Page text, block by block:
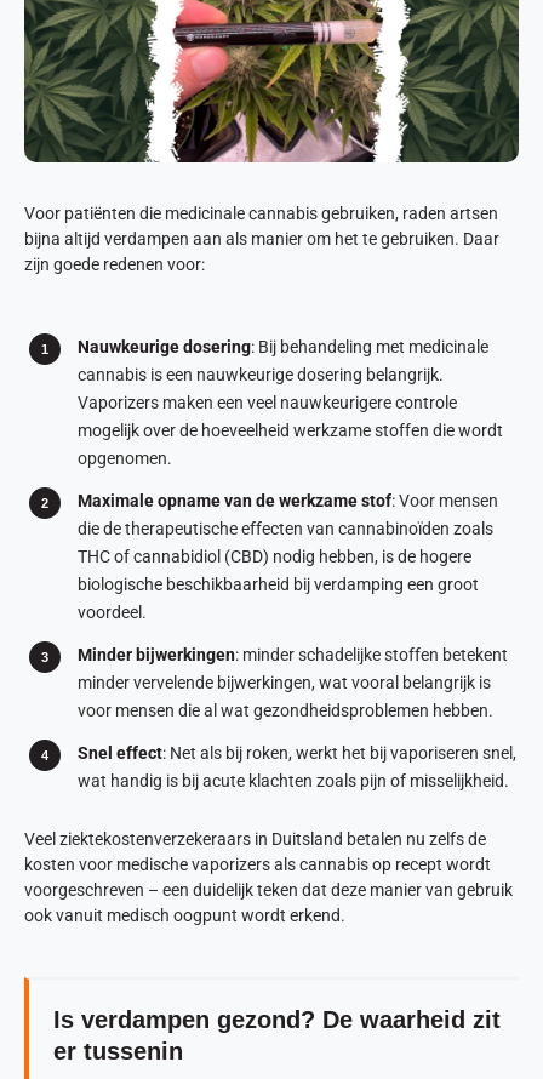
Voor patiënten die medicinale cannabis gebruiken, raden artsen
bijna altijd verdampen aan als manier om het te gebruiken. Daar
zijn goede redenen voor:
Nauwkeurige dosering: Bij behandeling met medicinale
cannabis is een nauwkeurige dosering belangrijk.
Vaporizers maken een veel nauwkeurigere controle
mogelijk over de hoeveelheid werkzame stoffen die wordt
opgenomen.
Maximale opname van de werkzame stof: Voor mensen
die de therapeutische effecten van cannabinoïden zoals
THC of cannabidiol (CBD) nodig hebben, is de hogere
biologische beschikbaarheid bij verdamping een groot
voordeel.
Minder bijwerkingen: minder schadelijke stoffen betekent
minder vervelende bijwerkingen, wat vooral belangrijk is
voor mensen die al wat gezondheidsproblemen hebben.
Snel effect: Net als bij roken, werkt het bij vaporiseren snel,
wat handig is bij acute klachten zoals pijn of misselijkheid.
Veel ziektekostenverzekeraars in Duitsland betalen nu zelfs de
kosten voor medische vaporizers als cannabis op recept wordt
voorgeschreven – een duidelijk teken dat deze manier van gebruik
ook vanuit medisch oogpunt wordt erkend.
Is verdampen gezond? De waarheid zit
er tussenin